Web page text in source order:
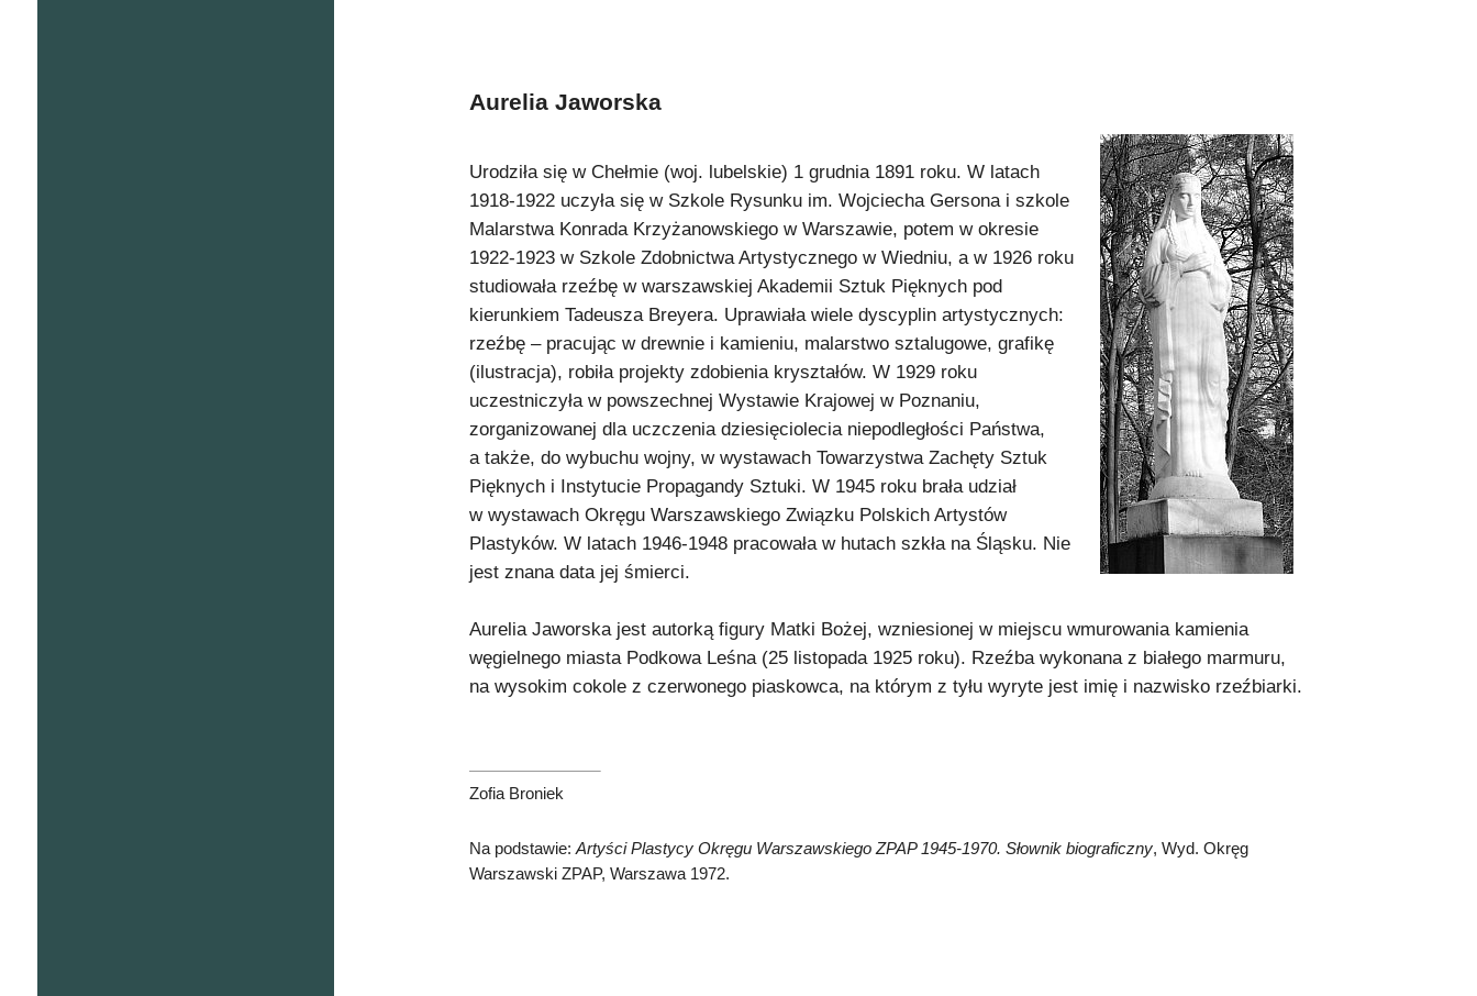
Aurelia Jaworska
Urodziła się w Chełmie (woj. lubelskie) 1 grudnia 1891 roku. W latach
1918-1922 uczyła się w Szkole Rysunku im. Wojciecha Gersona i szkole
Malarstwa Konrada Krzyżanowskiego w Warszawie, potem w okresie
1922-1923 w Szkole Zdobnictwa Artystycznego w Wiedniu, a w 1926 roku
studiowała rzeźbę w warszawskiej Akademii Sztuk Pięknych pod
kierunkiem Tadeusza Breyera. Uprawiała wiele dyscyplin artystycznych:
rzeźbę – pracując w drewnie i kamieniu, malarstwo sztalugowe, grafikę
(ilustracja), robiła projekty zdobienia kryształów. W 1929 roku
uczestniczyła w powszechnej Wystawie Krajowej w Poznaniu,
zorganizowanej dla uczczenia dziesięciolecia niepodległości Państwa,
a także, do wybuchu wojny, w wystawach Towarzystwa Zachęty Sztuk
Pięknych i Instytucie Propagandy Sztuki. W 1945 roku brała udział
w wystawach Okręgu Warszawskiego Związku Polskich Artystów
Plastyków. W latach 1946-1948 pracowała w hutach szkła na Śląsku. Nie
jest znana data jej śmierci.
Aurelia Jaworska jest autorką figury Matki Bożej, wzniesionej w miejscu wmurowania kamienia
węgielnego miasta Podkowa Leśna (25 listopada 1925 roku). Rzeźba wykonana z białego marmuru,
na wysokim cokole z czerwonego piaskowca, na którym z tyłu wyryte jest imię i nazwisko rzeźbiarki.
Zofia Broniek
Na podstawie: Artyści Plastycy Okręgu Warszawskiego ZPAP 1945-1970. Słownik biograficzny, Wyd. Okręg
Warszawski ZPAP, Warszawa 1972.